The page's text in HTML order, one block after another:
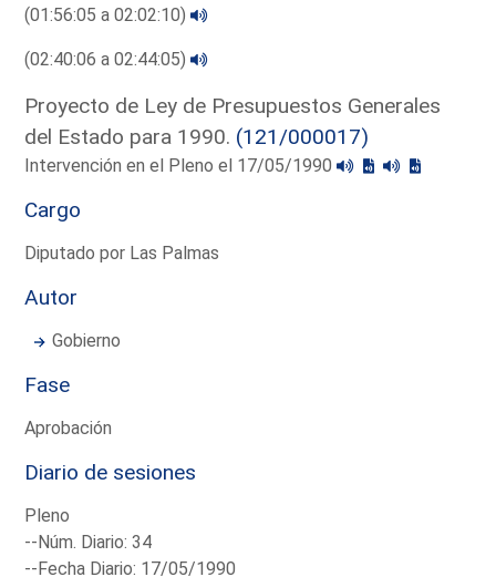
(01:56:05 a 02:02:10)
(02:40:06 a 02:44:05)
Proyecto de Ley de Presupuestos Generales
del Estado para 1990. (121/000017)
Intervención en el Pleno el 17/05/1990
Cargo
Diputado por Las Palmas
Autor
Gobierno
Fase
Aprobación
Diario de sesiones
Pleno
--Núm. Diario: 34
--Fecha Diario: 17/05/1990